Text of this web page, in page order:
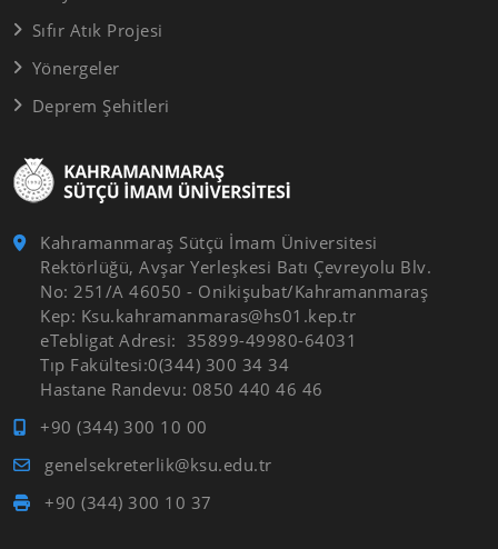
Kahramanmaraş Sütçü İmam Üniversitesi
Rektörlüğü, Avşar Yerleşkesi Batı Çevreyolu Blv.
No: 251/A 46050 - Onikişubat/Kahramanmaraş
Kep: Ksu.kahramanmaras@hs01.kep.tr
eTebligat Adresi: 35899-49980-64031
Tıp Fakültesi:0(344) 300 34 34
Hastane Randevu: 0850 440 46 46
+90 (344) 300 10 00
genelsekreterlik@ksu.edu.tr
+90 (344) 300 10 37
Sıfır Atık Projesi
Yönergeler
Deprem Şehitleri